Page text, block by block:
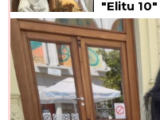
"Elitu 10"